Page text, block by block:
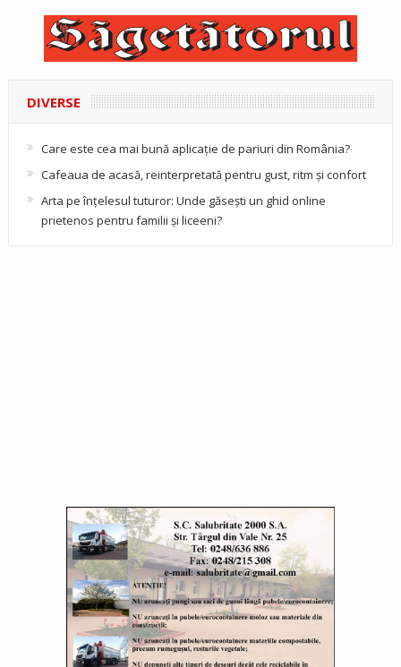
DIVERSE
Care este cea mai bună aplicație de pariuri din România?
Cafeaua de acasă, reinterpretată pentru gust, ritm și confort
Arta pe înțelesul tuturor: Unde găsești un ghid online
prietenos pentru familii și liceeni?